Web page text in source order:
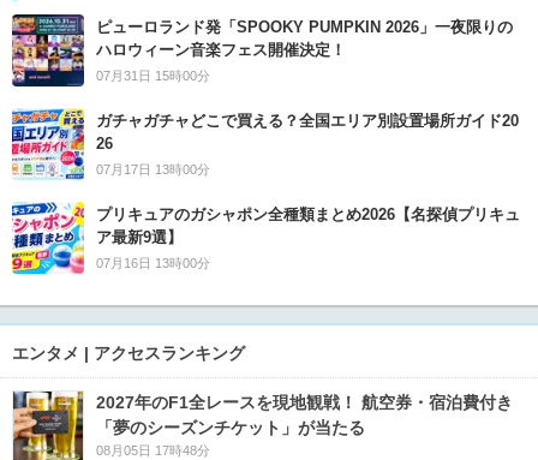
ピューロランド発「SPOOKY PUMPKIN 2026」一夜限りの
ハロウィーン音楽フェス開催決定！
07月31日 15時00分
ガチャガチャどこで買える？全国エリア別設置場所ガイド20
26
07月17日 13時00分
プリキュアのガシャポン全種類まとめ2026【名探偵プリキュ
ア最新9選】
07月16日 13時00分
エンタメ | アクセスランキング
2027年のF1全レースを現地観戦！ 航空券・宿泊費付き
「夢のシーズンチケット」が当たる
08月05日 17時48分